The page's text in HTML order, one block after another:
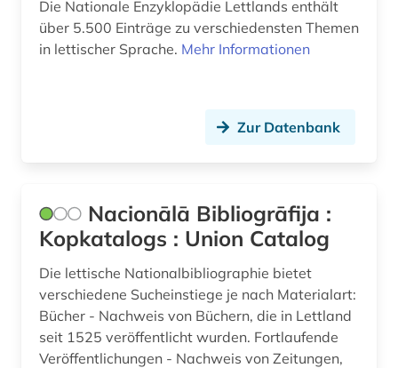
Die Nationale Enzyklopädie Lettlands enthält
über 5.500 Einträge zu verschiedensten Themen
in lettischer Sprache. Mehr Informationen
Zur Datenbank
Nacionālā Bibliogrāfija :
Kopkatalogs : Union Catalog
Die lettische Nationalbibliographie bietet
verschiedene Sucheinstiege je nach Materialart:
Bücher - Nachweis von Büchern, die in Lettland
seit 1525 veröffentlicht wurden. Fortlaufende
Veröffentlichungen - Nachweis von Zeitungen,